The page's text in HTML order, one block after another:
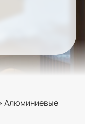
Алюминиевые